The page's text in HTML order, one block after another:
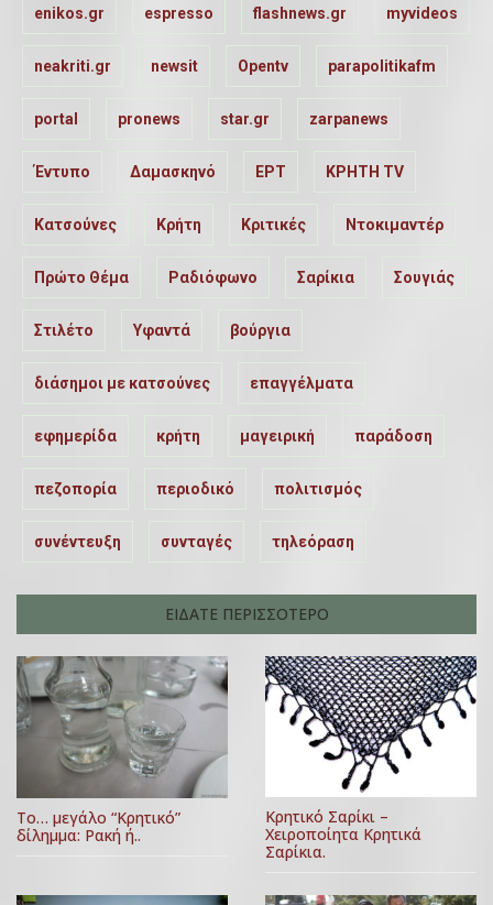
enikos.gr espresso flashnews.gr myvideos
neakriti.gr newsit Opentv parapolitikafm
portal pronews star.gr zarpanews
Έντυπο Δαμασκηνό ΕΡΤ ΚΡΗΤΗ TV
Κατσούνες Κρήτη Κριτικές Ντοκιμαντέρ
Πρώτο Θέμα Ραδιόφωνο Σαρίκια Σουγιάς
Στιλέτο Υφαντά βούργια
διάσημοι με κατσούνες επαγγέλματα
εφημερίδα κρήτη μαγειρική παράδοση
πεζοπορία περιοδικό πολιτισμός
συνέντευξη συνταγές τηλεόραση
ΕΙΔΑΤΕ ΠΕΡΙΣΣΟΤΕΡΟ
Το… μεγάλο “Κρητικό”
δίλημμα: Ρακή ή..
Κρητικό Σαρίκι –
Χειροποίητα Κρητικά
Σαρίκια.